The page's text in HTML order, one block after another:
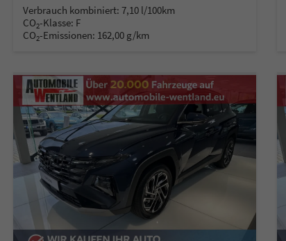
Verbrauch kombiniert: 7,10 l/100km
CO2-Klasse: F
CO2-Emissionen: 162,00 g/km